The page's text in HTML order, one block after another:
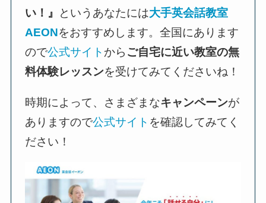
い！』
というあなたには大手英会話教室
AEONをおすすめします。全国にあります
ので公式サイト から ご自宅に近い教室の無
料体験レッスンを受けてみてくださいね！
時期によって、さまざまなキャンペーンが
ありますので公式サイト を確認してみてく
ださい！